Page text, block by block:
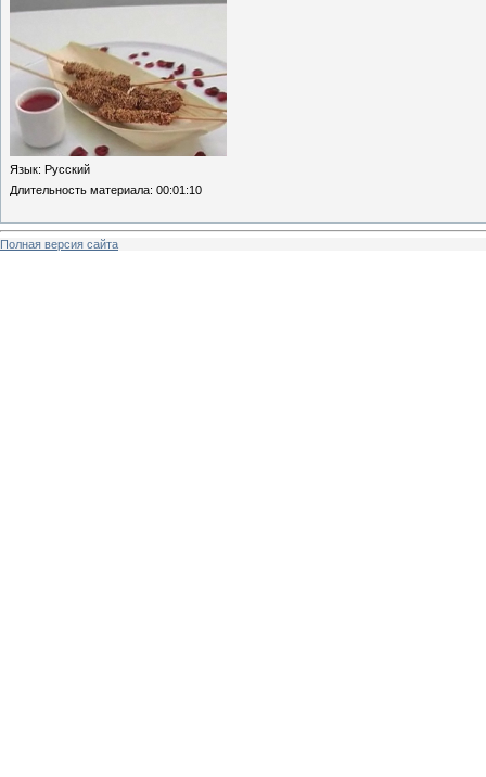
Язык: Русский
Длительность материала: 00:01:10
Полная версия сайта